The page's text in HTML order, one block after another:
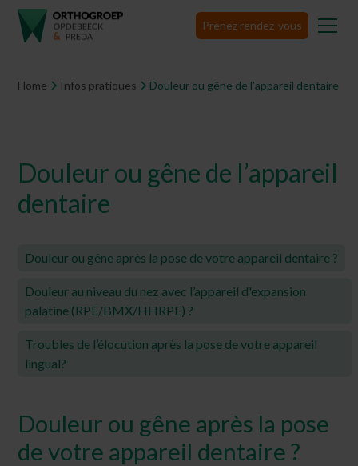
Prenez rendez-vous
Home Infos pratiques Douleur ou gêne de l’appareil dentaire
Douleur ou gêne de l’appareil
dentaire
Douleur ou gêne après la pose de votre appareil dentaire ?
Douleur au niveau du nez avec l’appareil d'expansion
palatine (RPE/BMX/HHRPE) ?
Troubles de l’élocution après la pose de votre appareil
lingual?
Douleur ou gêne après la pose
de votre appareil dentaire ?